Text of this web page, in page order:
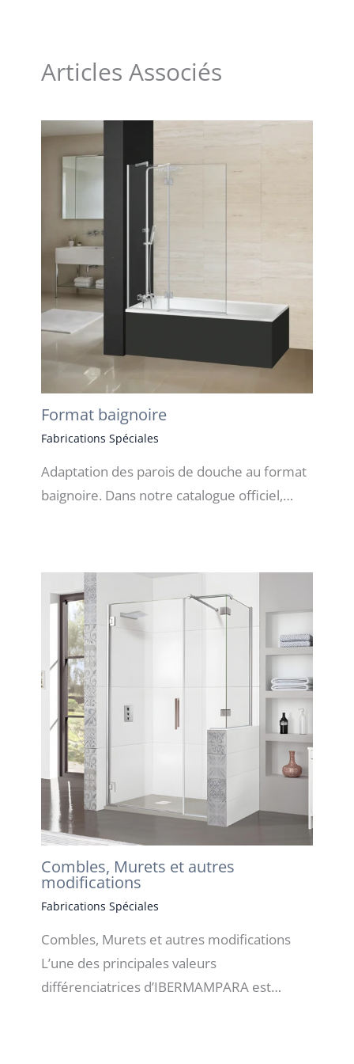
Articles Associés
Format baignoire
Fabrications Spéciales
Adaptation des parois de douche au format
baignoire. Dans notre catalogue officiel,…
Combles, Murets et autres
modifications
Fabrications Spéciales
Combles, Murets et autres modifications
L’une des principales valeurs
différenciatrices d’IBERMAMPARA est…